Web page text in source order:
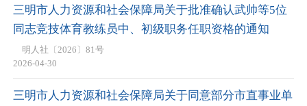
三明市人力资源和社会保障局关于批准确认武帅等5位
同志竞技体育教练员中、初级职务任职资格的通知
明人社〔2026〕81号
2026-04-30
三明市人力资源和社会保障局关于同意部分市直事业单